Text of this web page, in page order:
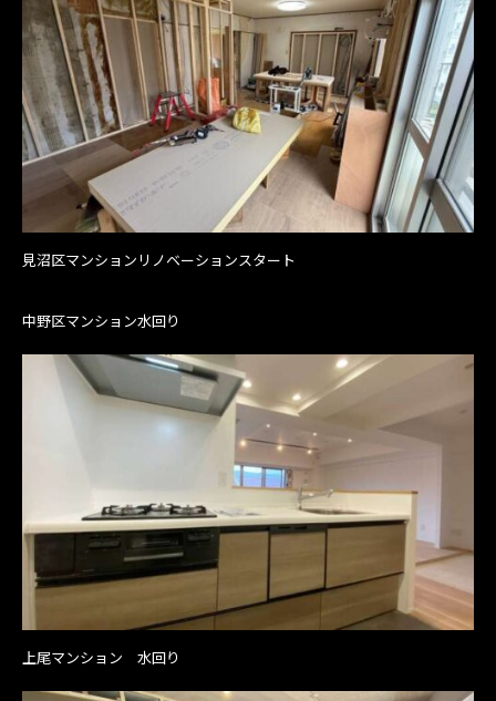
見沼区マンションリノベーションスタート
中野区マンション水回り
上尾マンション 水回り